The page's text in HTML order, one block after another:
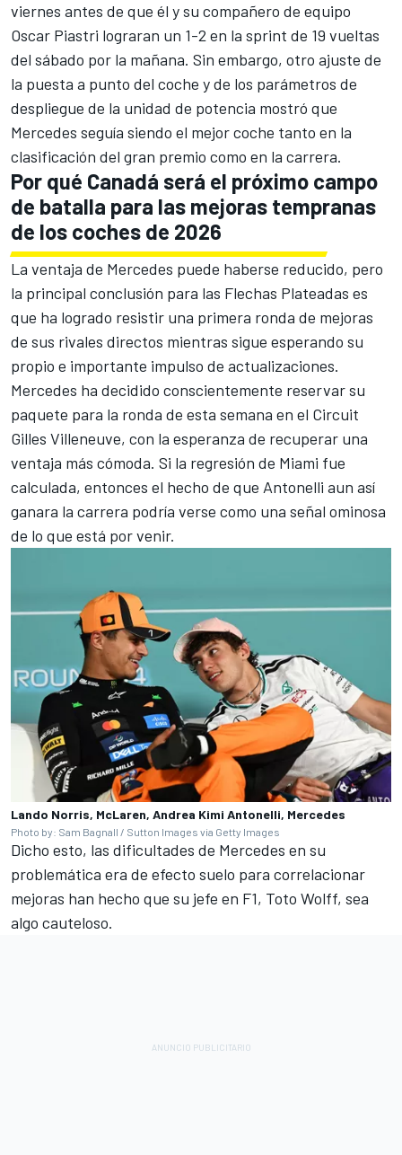
viernes antes de que él y su compañero de equipo
Oscar Piastri lograran un 1-2 en la sprint de 19 vueltas
del sábado por la mañana. Sin embargo, otro ajuste de
la puesta a punto del coche y de los parámetros de
despliegue de la unidad de potencia mostró que
Mercedes seguía siendo el mejor coche tanto en la
clasificación del gran premio como en la carrera.
Por qué Canadá será el próximo campo
de batalla para las mejoras tempranas
de los coches de 2026
La ventaja de Mercedes puede haberse reducido, pero
la principal conclusión para las Flechas Plateadas es
que ha logrado resistir una primera ronda de mejoras
de sus rivales directos mientras sigue esperando su
propio e importante impulso de actualizaciones.
Mercedes ha decidido conscientemente reservar su
paquete para la ronda de esta semana en el Circuit
Gilles Villeneuve, con la esperanza de recuperar una
ventaja más cómoda. Si la regresión de Miami fue
calculada, entonces el hecho de que Antonelli aun así
ganara la carrera podría verse como una señal ominosa
de lo que está por venir.
Lando Norris, McLaren, Andrea Kimi Antonelli, Mercedes
Photo by: Sam Bagnall / Sutton Images via Getty Images
Dicho esto, las dificultades de Mercedes en su
problemática era de efecto suelo para correlacionar
mejoras han hecho que su jefe en F1, Toto Wolff, sea
algo cauteloso.